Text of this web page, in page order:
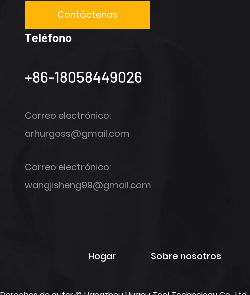
Teléfono
+86-18058449026
Correo electrónico:
arhurgoss@gmail.com
Correo electrónico:
wangjisheng99@gmail.com
Hogar Sobre nosotros